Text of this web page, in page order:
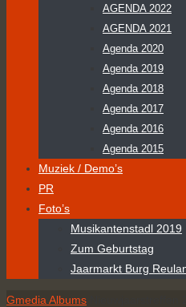
AGENDA 2022
AGENDA 2021
Agenda 2020
Agenda 2019
Agenda 2018
Agenda 2017
Agenda 2016
Agenda 2015
Muziek / Demo’s
PR
Foto’s
Musikantenstadl 2019
Zum Geburtstag
Jaarmarkt Burg
Home
Gmedia Albums